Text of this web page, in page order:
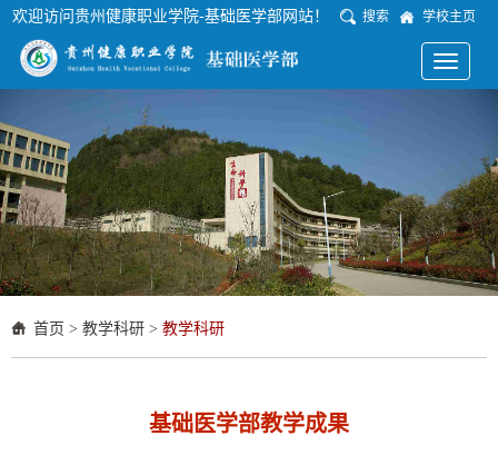
欢迎访问贵州健康职业学院-基础医学部网站！ 搜索 学校主页
Toggle
首页 > 教学科研 > 教学科研
基础医学部教学成果